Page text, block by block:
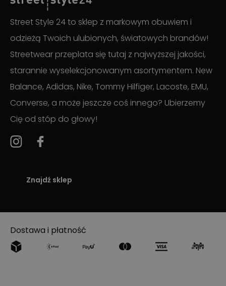
Street Style 24 to sklep z markowym obuwiem i
odzieżą Twoich ulubionych, światowych brandów!
Streetwear przeplata się tutaj z najwyższej jakości,
starannie wyselekcjonowanym asortymentem. New
Balance, Adidas, Nike, Tommy Hilfiger, Lacoste, EMU,
Converse, a może jeszcze coś innego? Ubierzemy
Cię od stóp do głowy!
Znajdź sklep
Dostawa i płatność